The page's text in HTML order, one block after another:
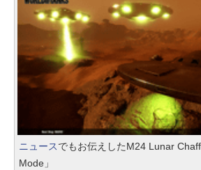
ニュースでもお伝えしたM24 Lunar
Mode」